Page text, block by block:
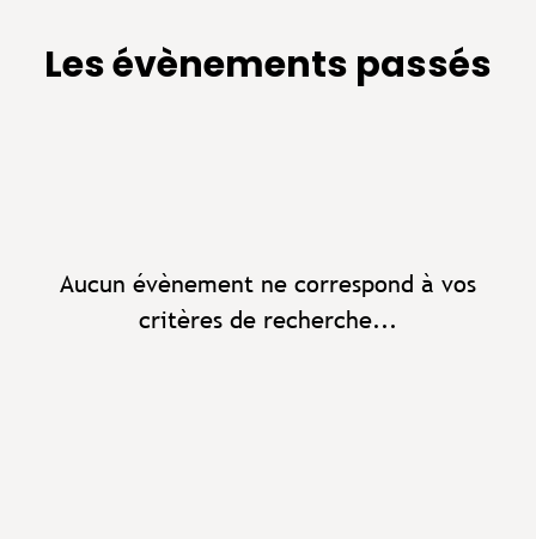
Les évènements passés
Aucun évènement ne correspond à vos
critères de recherche...